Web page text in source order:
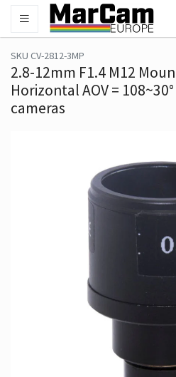
SKU CV-2812-3MP
2.8-12mm F1.4 M12
Horizontal AOV =
cameras